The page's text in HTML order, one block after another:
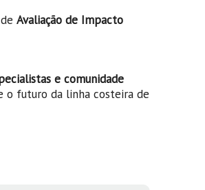
Avaliação de Impacto
e comunidade
o futuro da linha costeira de